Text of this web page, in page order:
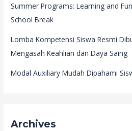
Summer Programs: Learning and
School Break
Lomba Kompetensi Siswa Resmi
Mengasah Keahlian dan Daya Saing
Modal Auxiliary Mudah Dipahami
Archives